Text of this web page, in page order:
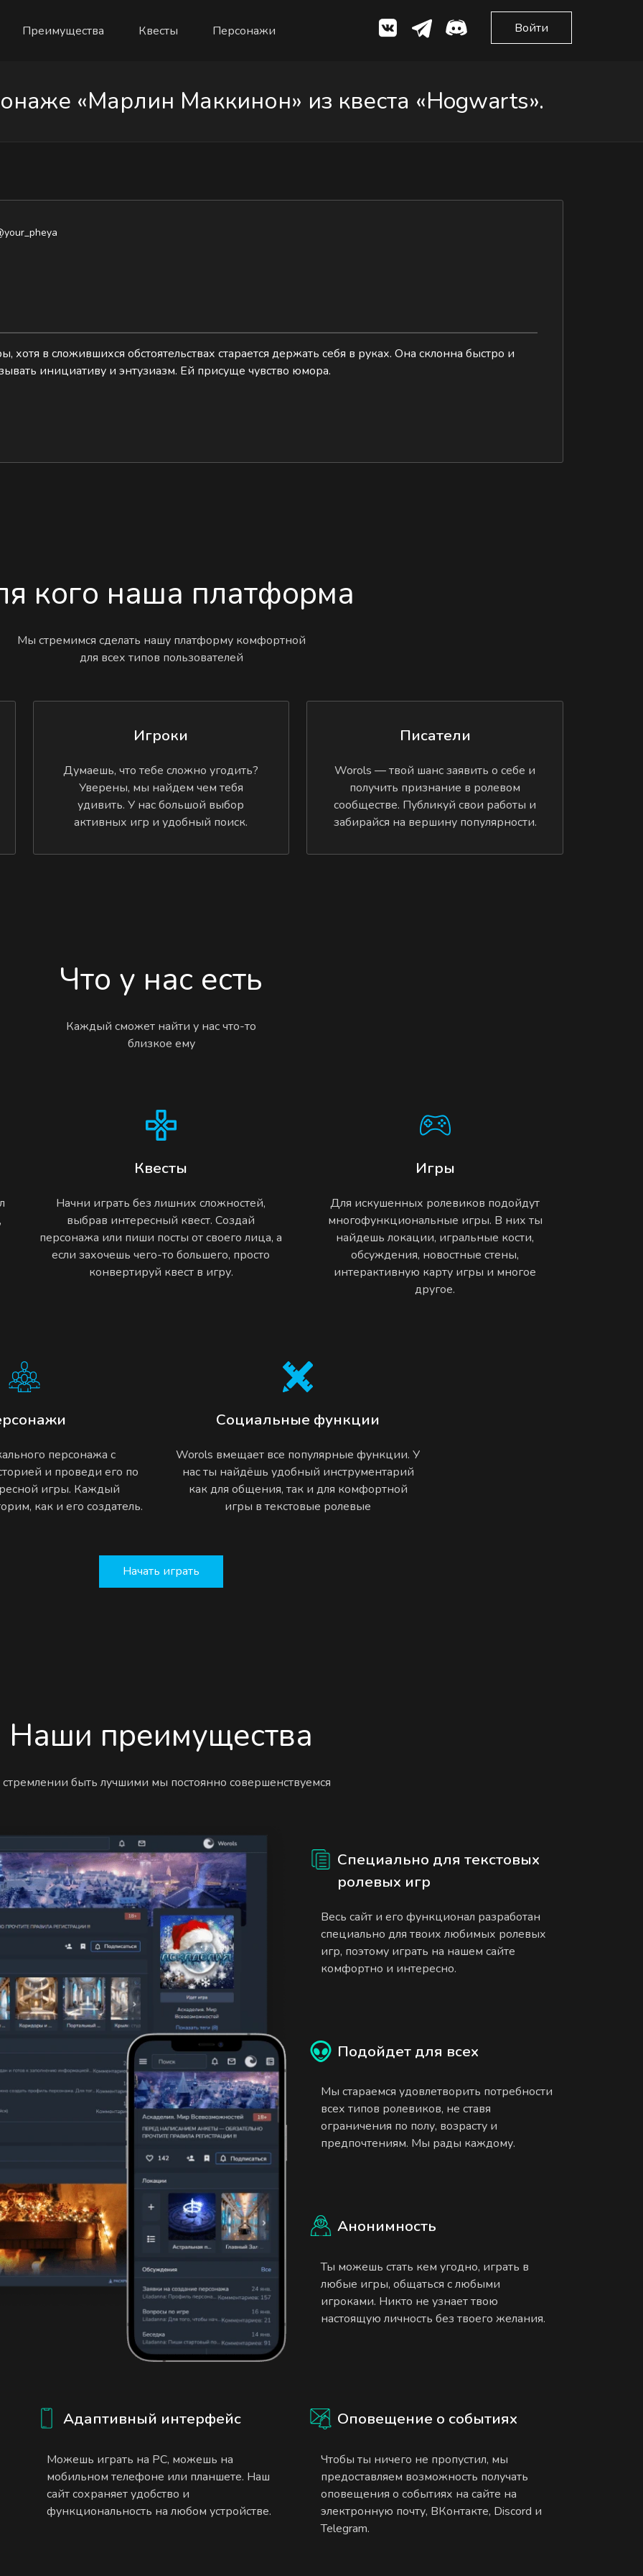
Преимущества Квесты Персонажи Войти
«Марлин Маккинон» из квеста «Hogwarts».
в сложившихся обстоятельствах старается держать себя в руках. Она склонна быстро и
инициативу и энтузиазм. Ей присуще чувство юмора.
кого наша платформа
Мы стремимся сделать нашу платформу комфортной
для всех типов пользователей
Игроки
Думаешь, что тебе сложно угодить?
Уверены, мы найдем чем тебя
удивить. У нас большой выбор
активных игр и удобный поиск.
Писатели
Worols — твой шанс заявить о себе и
получить признание в ролевом
сообществе. Публикуй свои работы и
забирайся на вершину популярности.
Что у нас есть
Каждый сможет найти у нас что-то
близкое ему
Квесты
Начни играть без лишних сложностей,
выбрав интересный квест. Создай
персонажа или пиши посты от своего лица, а
если захочешь чего-то большего, просто
конвертируй квест в игру.
Игры
Для искушенных ролевиков подойдут
многофункциональные игры. В них ты
найдешь локации, игральные кости,
обсуждения, новостные стены,
интерактивную карту игры и многое
другое.
персонажа с
и проведи его по
игры. Каждый
как и его создатель.
Социальные функции
Worols вмещает все популярные функции. У
нас ты найдёшь удобный инструментарий
как для общения, так и для комфортной
игры в текстовые ролевые
Начать играть
Наши преимущества
быть лучшими мы постоянно совершенствуемся
Специально для текстовых
ролевых игр
Весь сайт и его функционал разработан
специально для твоих любимых ролевых
игр, поэтому играть на нашем сайте
комфортно и интересно.
Подойдет для всех
Мы стараемся удовлетворить потребности
всех типов ролевиков, не ставя
ограничения по полу, возрасту и
предпочтениям. Мы рады каждому.
Анонимность
Ты можешь стать кем угодно, играть в
любые игры, общаться с любыми
игроками. Никто не узнает твою
настоящую личность без твоего желания.
Адаптивный интерфейс
Можешь играть на PC, можешь на
мобильном телефоне или планшете. Наш
сайт сохраняет удобство и
функциональность на любом устройстве.
Оповещение о событиях
Чтобы ты ничего не пропустил, мы
предоставляем возможность получать
оповещения о событиях на сайте на
электронную почту, ВКонтакте, Discord и
Telegram.